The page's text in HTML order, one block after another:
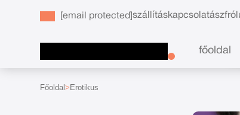
[email protected]szállításkapcsolatászf
főoldal
Főoldal Erotikus